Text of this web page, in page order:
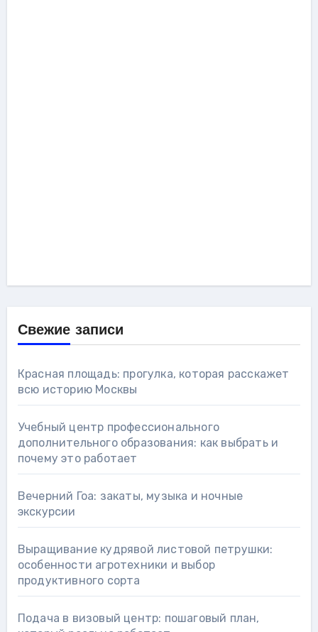
Свежие записи
Красная площадь: прогулка, которая расскажет
всю историю Москвы
Учебный центр профессионального
дополнительного образования: как выбрать и
почему это работает
Вечерний Гоа: закаты, музыка и ночные
экскурсии
Выращивание кудрявой листовой петрушки:
особенности агротехники и выбор
продуктивного сорта
Подача в визовый центр: пошаговый план,